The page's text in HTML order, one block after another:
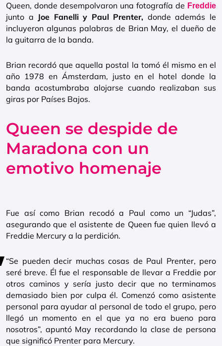
Queen, donde desempolvaron una fotografía de Freddie
junto a Joe Fanelli y Paul Prenter, donde además le
incluyeron algunas palabras de Brian May, el dueño de
la guitarra de la banda.
Brian recordó que aquella postal la tomó él mismo en el
año 1978 en Ámsterdam, justo en el hotel donde la
banda acostumbraba alojarse cuando realizaban sus
giras por Países Bajos.
Queen se despide de
Maradona con un
emotivo homenaje
Fue así como Brian recodó a Paul como un “Judas”,
asegurando que el asistente de Queen fue quien llevó a
Freddie Mercury a la perdición.
“Se pueden decir muchas cosas de Paul Prenter, pero
seré breve. Él fue el responsable de llevar a Freddie por
otros caminos y sería justo decir que no terminamos
demasiado bien por culpa él. Comenzó como asistente
personal para ayudar al personal de todo el grupo, pero
llegó un momento en el que ya no era bueno para
nosotros”, apuntó May recordando la clase de persona
que significó Prenter para Mercury.